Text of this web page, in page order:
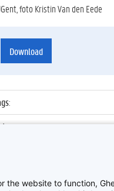
foto Kristin Van den Eede
Download
:
:
the website to function,